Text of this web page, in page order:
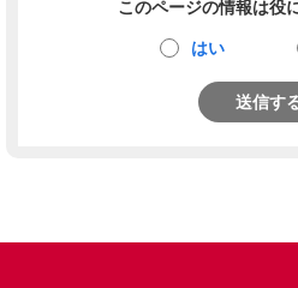
このページの情報は役
はい
送信す